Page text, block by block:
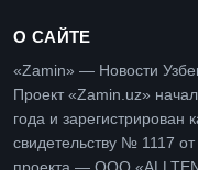
О САЙТЕ
«Zamin» — Новости
Проект «Zamin.uz»
года и
свидетельству № 1117